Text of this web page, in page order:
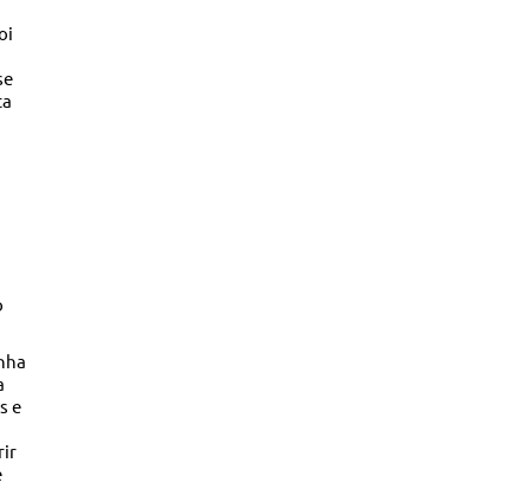
e